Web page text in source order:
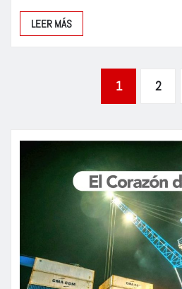
LEER MÁS
Paginación
de
entradas
1 2